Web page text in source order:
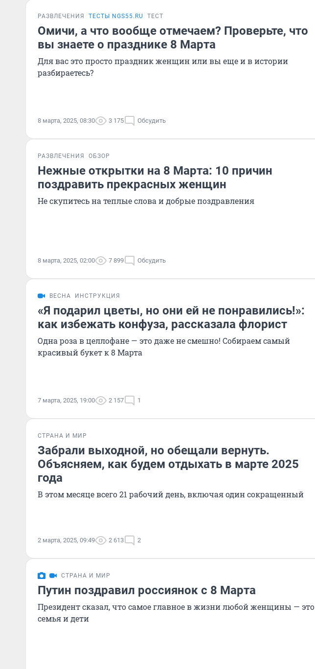
РАЗВЛЕЧЕНИЯ ТЕСТЫ NGS55.RU ТЕСТ
Омичи, а что вообще отмечаем? Проверьте, что
вы знаете о празднике 8 Марта
Для вас это просто праздник женщин или вы еще и в истории
разбираетесь?
8 марта, 2025, 08:30 3 175 Обсудить
РАЗВЛЕЧЕНИЯ ОБЗОР
Нежные открытки на 8 Марта: 10 причин
поздравить прекрасных женщин
Не скупитесь на теплые слова и добрые поздравления
8 марта, 2025, 02:00 7 899 Обсудить
ВЕСНА ИНСТРУКЦИЯ
«Я подарил цветы, но они ей не понравились!»:
как избежать конфуза, рассказала флорист
Одна роза в целлофане — это даже не смешно! Собираем самый
красивый букет к 8 Марта
7 марта, 2025, 19:00 2 157 1
СТРАНА И МИР
Забрали выходной, но обещали вернуть.
Объясняем, как будем отдыхать в марте 2025
года
В этом месяце всего 21 рабочий день, включая один сокращенный
2 марта, 2025, 09:49 2 613 2
СТРАНА И МИР
Путин поздравил россиянок с 8 Марта
Президент сказал, что самое главное в жизни любой женщины — это
семья и дети